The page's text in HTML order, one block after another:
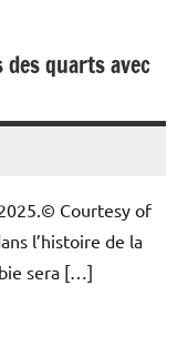
quarts avec
Courtesy of
l’histoire de la
sera […]